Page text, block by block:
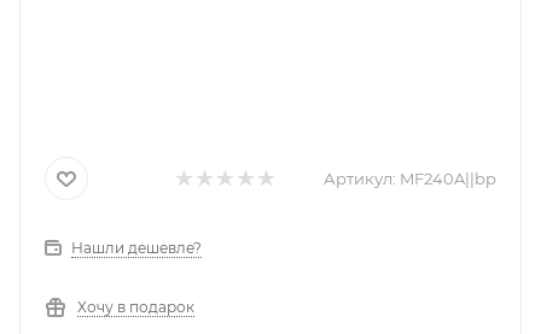
Артикул: MF240A||bp
Нашли дешевле?
Хочу в подарок